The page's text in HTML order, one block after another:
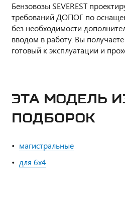
Бензовозы SEVEREST
требований ДОПОГ по
без необходимости
вводом в работу. Вы
готовый к эксплуатации и
ЭТА МОДЕЛЬ
ПОДБОРОК
магистральные
для 6x4